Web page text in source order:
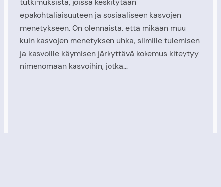
tutkimuksista, joissa keskitytään
epäkohtaliaisuuteen ja sosiaaliseen kasvojen
menetykseen. On olennaista, että mikään muu
kuin kasvojen menetyksen uhka, silmille tulemisen
ja kasvoille käymisen järkyttävä kokemus kiteytyy
nimenomaan kasvoihin, jotka…